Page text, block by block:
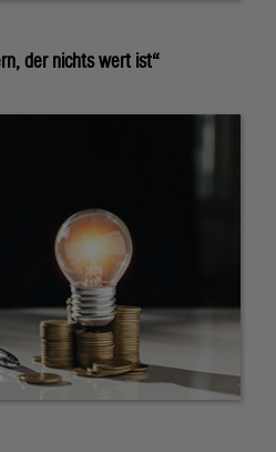
der nichts wert ist“